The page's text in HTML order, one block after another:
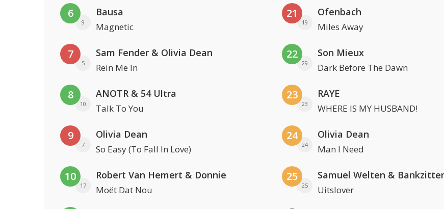
6
9
Bausa
Magnetic
7
5
Sam Fender & Olivia Dean
Rein Me In
8
10
ANOTR & 54 Ultra
Talk To You
9
7
Olivia Dean
So Easy (To Fall In Love)
10
17
Robert Van Hemert & Donnie
Moët Dat Nou
21
19
Ofenbach
Miles Away
22
29
Son Mieux
Dark Before The Dawn
23
23
RAYE
WHERE IS MY HUSBAND!
24
24
Olivia Dean
Man I Need
25
25
Samuel Welten &
Uitslover